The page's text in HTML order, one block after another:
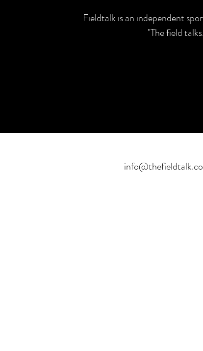
Fieldtalk is an independent
"The field